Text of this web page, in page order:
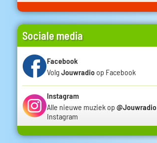
Sociale media
Facebook
Volg Jouwradio op Facebook
Instagram
Alle nieuwe muziek op @Jouwradio
Instagram